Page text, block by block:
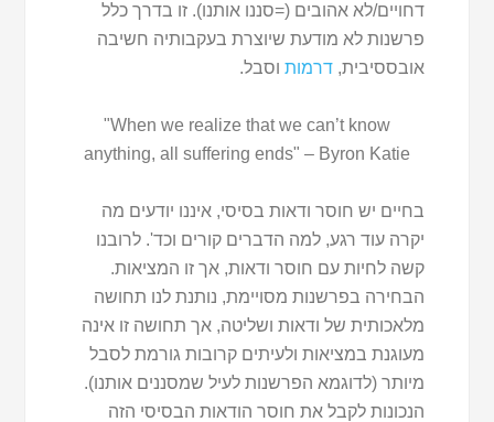
דחויים/לא אהובים (=סננו אותנו). זו בדרך כלל
פרשנות לא מודעת שיוצרת בעקבותיה חשיבה
אובססיבית,דרמות וסבל.
"When we realize that we can’t know
anything, all suffering ends" – Byron Katie
בחיים יש חוסר ודאות בסיסי, איננו יודעים מה
יקרה עוד רגע, למה הדברים קורים וכד'. לרובנו
קשה לחיות עם חוסר ודאות, אך זו המציאות.
הבחירה בפרשנות מסויימת, נותנת לנו תחושה
מלאכותית של ודאות ושליטה, אך תחושה זו אינה
מעוגנת במציאות ולעיתים קרובות גורמת לסבל
מיותר (לדוגמא הפרשנות לעיל שמסננים אותנו).
הנכונות לקבל את חוסר הודאות הבסיסי הזה